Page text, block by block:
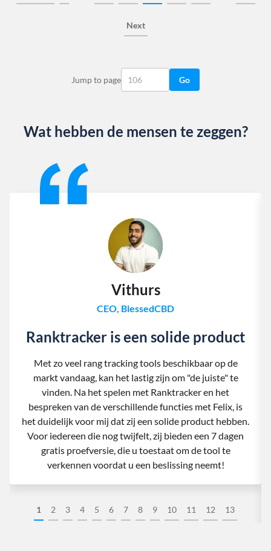
Next
Jump to page Go
Wat hebben de mensen te zeggen?
1 2 3 4 5 6 7 8 9 10 11 12 13
Vithurs
CEO, BlessedCBD
Ranktracker is een solide product
Met zo veel rang tracking tools beschikbaar op de
markt vandaag, kan het lastig zijn om "de juiste" te
vinden. Na het spelen met Ranktracker en het
bespreken van de verschillende functies met Felix, is
het duidelijk voor mij dat zij een solide product hebben.
Voor iedereen die nog twijfelt, zij bieden een 7 dagen
gratis proefversie, die u toestaat om de tool te
verkennen voordat u een beslissing neemt!